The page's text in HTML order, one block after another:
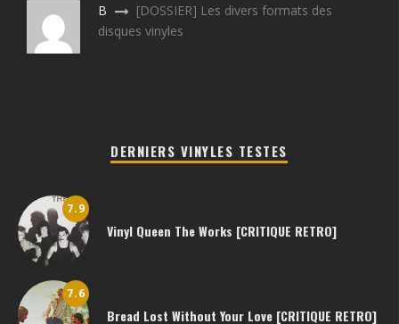
B
[DOSSIER] Les divers formats des
disques vinyles
DERNIERS VINYLES TESTES
7.9
Vinyl Queen The Works [CRITIQUE RETRO]
7.6
Bread Lost Without Your Love [CRITIQUE RETRO]